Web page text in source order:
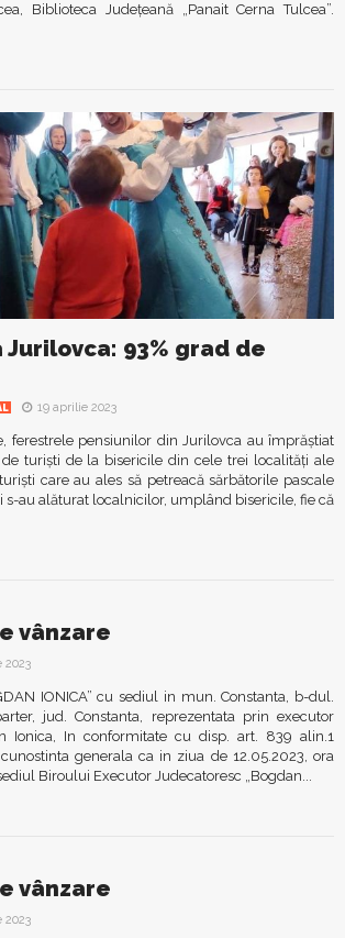
Biblioteca Județeană „Panait Cerna Tulcea”.
Jurilovca: 93% grad de
19 aprilie 2023
ferestrele pensiunilor din Jurilovca au împrăștiat
turiști de la bisericile din cele trei localități ale
care au ales să petreacă sărbătorile pascale
au alăturat localnicilor, umplând bisericile, fie că
vânzare
2023
IONICA” cu sediul in mun. Constanta, b-dul.
jud. Constanta, reprezentata prin executor
Ionica, In conformitate cu disp. art. 839 alin.1
generala ca in ziua de 12.05.2023, ora
Biroului Executor Judecatoresc „Bogdan...
vânzare
2023